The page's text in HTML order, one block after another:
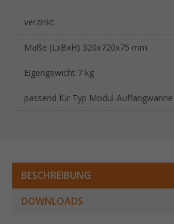
verzinkt
Maße (LxBxH) 320x720x75 mm
Eigengewicht 7 kg
passend für Typ Modul-
BESCHREIBUNG
DOWNLOADS